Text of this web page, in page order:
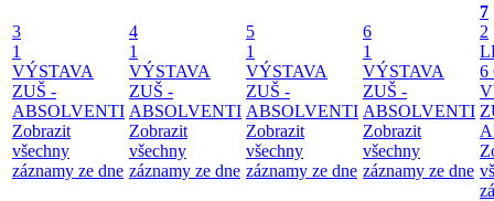
3
1
VÝSTAVA
ZUŠ -
ABSOLVENTI
Zobrazit
všechny
záznamy ze dne
4
1
VÝSTAVA
ZUŠ -
ABSOLVENTI
Zobrazit
všechny
záznamy ze dne
5
1
VÝSTAVA
ZUŠ -
ABSOLVENTI
Zobrazit
všechny
záznamy ze dne
6
1
VÝSTAVA
ZUŠ -
ABSOLVENTI
Zobrazit
všechny
záznamy ze dne
7
2
6